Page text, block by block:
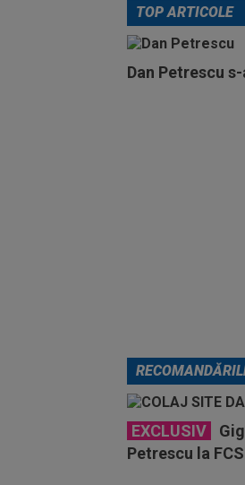
TOP ARTICOLE
Dan Petrescu
EXCLUSIV
Petrescu la